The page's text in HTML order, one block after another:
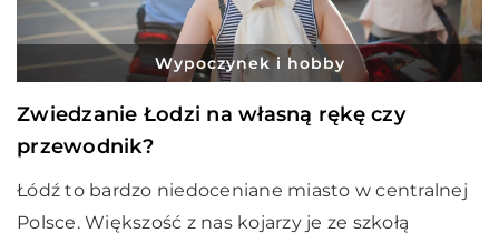
Wypoczynek i hobby
Zwiedzanie Łodzi na własną rękę czy
przewodnik?
Łódź to bardzo niedoceniane miasto w centralnej
Polsce. Większość z nas kojarzy je ze szkołą